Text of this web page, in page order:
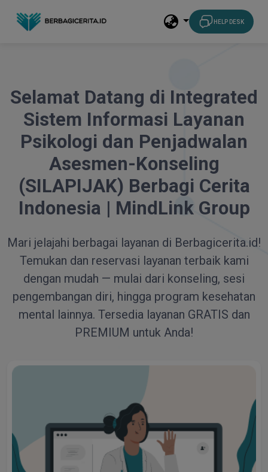
HELP DESK
Selamat Datang di Integrated
Sistem Informasi Layanan
Psikologi dan Penjadwalan
Asesmen-Konseling
(SILAPIJAK) Berbagi Cerita
Indonesia | MindLink Group
Mari jelajahi berbagai layanan di Berbagicerita.id!
Temukan dan reservasi layanan terbaik kami
dengan mudah — mulai dari konseling, sesi
pengembangan diri, hingga program kesehatan
mental lainnya. Tersedia layanan GRATIS dan
PREMIUM untuk Anda!